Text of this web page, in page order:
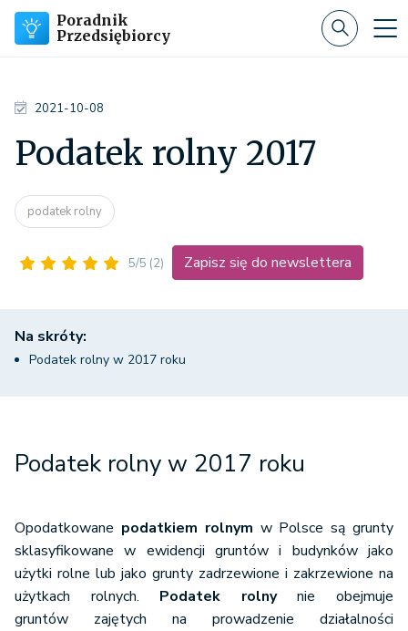
Poradnik
Przedsiębiorcy
2021-10-08
Podatek rolny 2017
podatek rolny
5/5 (2) Zapisz się do newslettera
Na skróty:
Podatek rolny w 2017 roku
Podatek rolny w 2017 roku
Opodatkowane podatkiem rolnym w Polsce są grunty
sklasyfikowane w ewidencji gruntów i budynków jako
użytki rolne lub jako grunty zadrzewione i zakrzewione na
użytkach rolnych. Podatek rolnynie obejmuje
gruntów zajętych na prowadzenie działalności